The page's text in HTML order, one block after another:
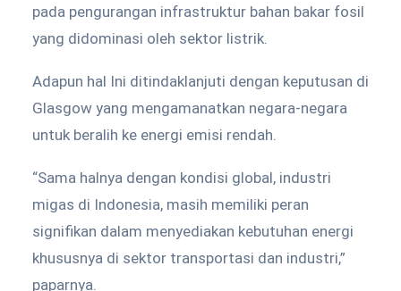
pada pengurangan infrastruktur bahan bakar fosil
yang didominasi oleh sektor listrik.
Adapun hal Ini ditindaklanjuti dengan keputusan di
Glasgow yang mengamanatkan negara-negara
untuk beralih ke energi emisi rendah.
“Sama halnya dengan kondisi global, industri
migas di Indonesia, masih memiliki peran
signifikan dalam menyediakan kebutuhan energi
khususnya di sektor transportasi dan industri,”
paparnya.